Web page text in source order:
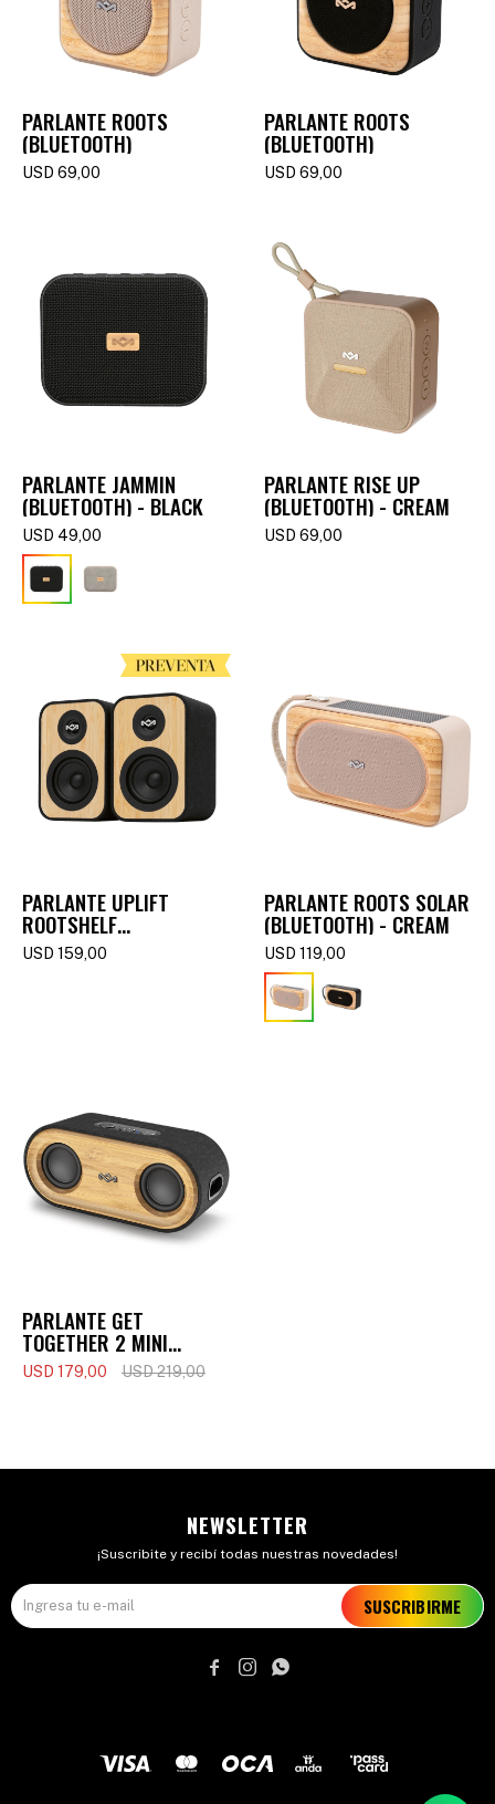
PARLANTE ROOTS
(BLUETOOTH)
USD 69,00
PARLANTE ROOTS
(BLUETOOTH)
USD 69,00
PARLANTE JAMMIN
(BLUETOOTH) - BLACK
USD 49,00
PARLANTE RISE UP
(BLUETOOTH) - CREAM
USD 69,00
PARLANTE UPLIFT
ROOTSHELF
(BLUETOOTH)
USD 159,00
PARLANTE ROOTS SOLAR
(BLUETOOTH) - CREAM
USD 119,00
PARLANTE GET
TOGETHER 2 MINI
(BLUETOOTH)
USD 179,00 USD219,00
NEWSLETTER
¡Suscribite y recibí todas nuestras novedades!
SUSCRIBIRME
  